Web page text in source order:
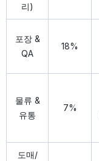
리)
포장 &
QA
18%
물류 &
유통
7%
도매/